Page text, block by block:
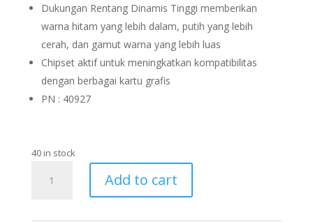
Dukungan Rentang Dinamis Tinggi memberikan
warna hitam yang lebih dalam, putih yang lebih
cerah, dan gamut warna yang lebih luas
Chipset aktif untuk meningkatkan kompatibilitas
dengan berbagai kartu grafis
PN : 40927
40 in stock
Adapter
Add to cart